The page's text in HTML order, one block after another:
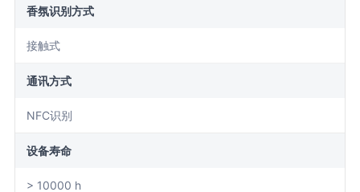
香氛识别方式
接触式
通讯方式
NFC识别
设备寿命
> 10000 h